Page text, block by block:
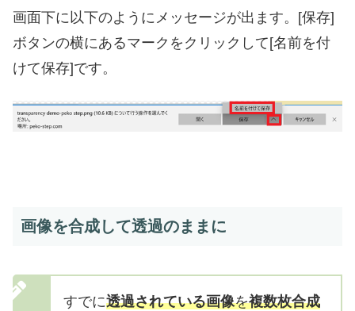
画面下に以下のようにメッセージが出ます。[保存]
ボタンの横にあるマークをクリックして[名前を付
けて保存]です。
画像を合成して透過のままに
すでに透過されている画像を複数枚合成